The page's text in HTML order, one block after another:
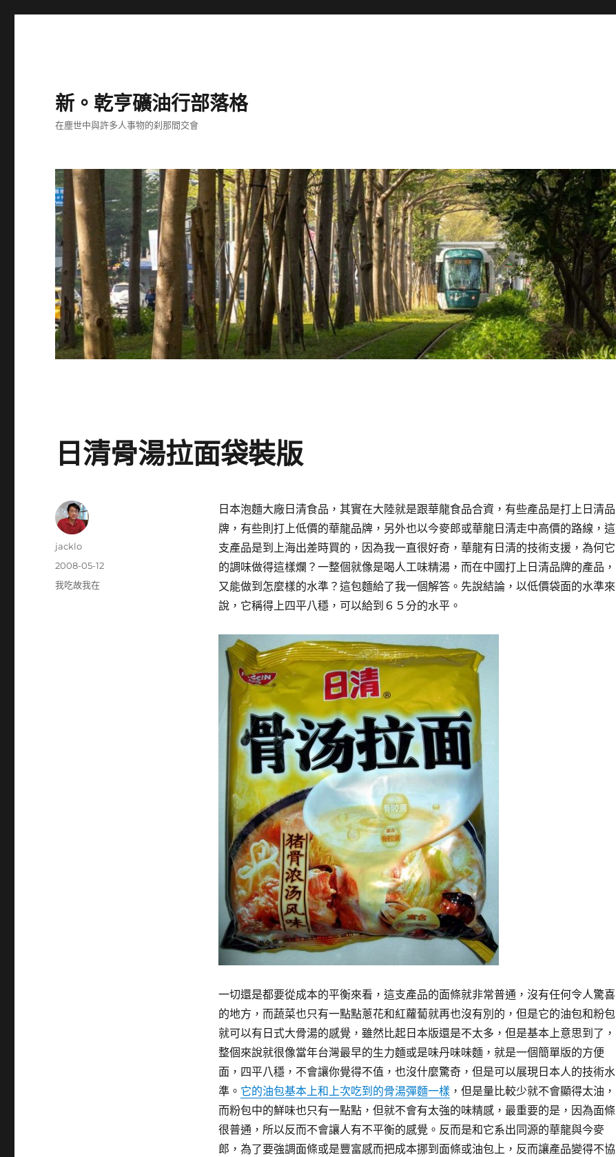
新。乾亨礦油行部落格
在塵世中與許多人事物的刹那間交會
日清骨湯拉面袋裝版
日本泡麵大廠日清食品，其實在大陸就是跟華龍食品合資，有些產品是打上日清品
牌，有些則打上低價的華龍品牌，另外也以今麥郎或華龍日清走中高價的路線，這
支產品是到上海出差時買的，因為我一直很好奇，華龍有日清的技術支援，為何它
的調味做得這樣爛？一整個就像是喝人工味精湯，而在中國打上日清品牌的產品，
又能做到怎麼樣的水準？這包麵給了我一個解答。先說結論，以低價袋面的水準來
說，它稱得上四平八穩，可以給到６５分的水平。
一切還是都要從成本的平衡來看，這支產品的面條就非常普通，沒有任何令人驚喜
的地方，而蔬菜也只有一點點蔥花和紅蘿蔔就再也沒有別的，但是它的油包和粉包
就可以有日式大骨湯的感覺，雖然比起日本版還是不太多，但是基本上意思到了，
整個來說就很像當年台灣最早的生力麵或是味丹味味麵，就是一個簡單版的方便
面，四平八穩，不會讓你覺得不值，也沒什麼驚奇，但是可以展現日本人的技術水
準。 它的油包基本上和上次吃到的骨湯彈麵一樣，但是量比較少就不會顯得太油，
而粉包中的鮮味也只有一點點，但就不會有太強的味精感，最重要的是，因為面條
很普通，所以反而不會讓人有不平衡的感覺。反而是和它系出同源的華龍與今麥
郎，為了要強調面條或是豐富感而把成本挪到面條或油包上，反而讓產品變得不協
作
jacklo
發
佈
2008-05-12
分
我吃故我在